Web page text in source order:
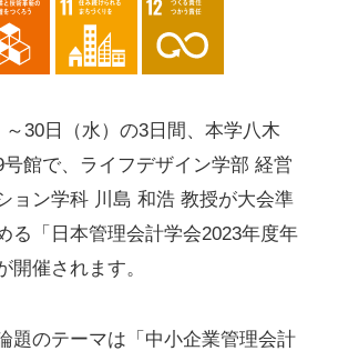
30日（水）の3日間、本学八木
館で、ライフデザイン学部 経営
ョン学科 川島 和浩 教授が大会準
る「日本管理会計学会2023年度年
開催されます。
題のテーマは「中小企業管理会計